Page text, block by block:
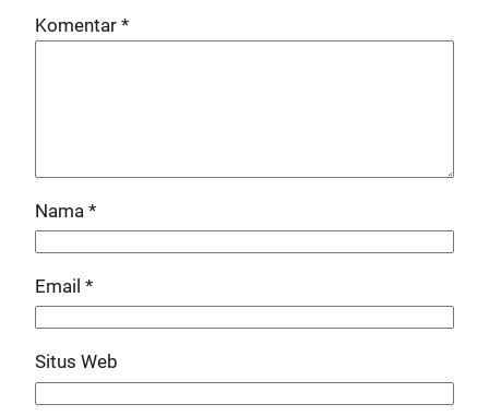
Komentar *
Nama *
Email *
Situs Web